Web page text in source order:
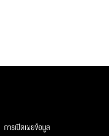
การเปิดเผยข้อมูล